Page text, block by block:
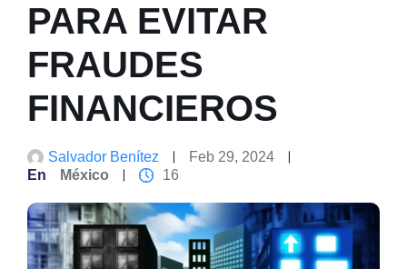
PARA EVITAR
FRAUDES
FINANCIEROS
Salvador Benítez
Feb 29, 2024
En
México 16